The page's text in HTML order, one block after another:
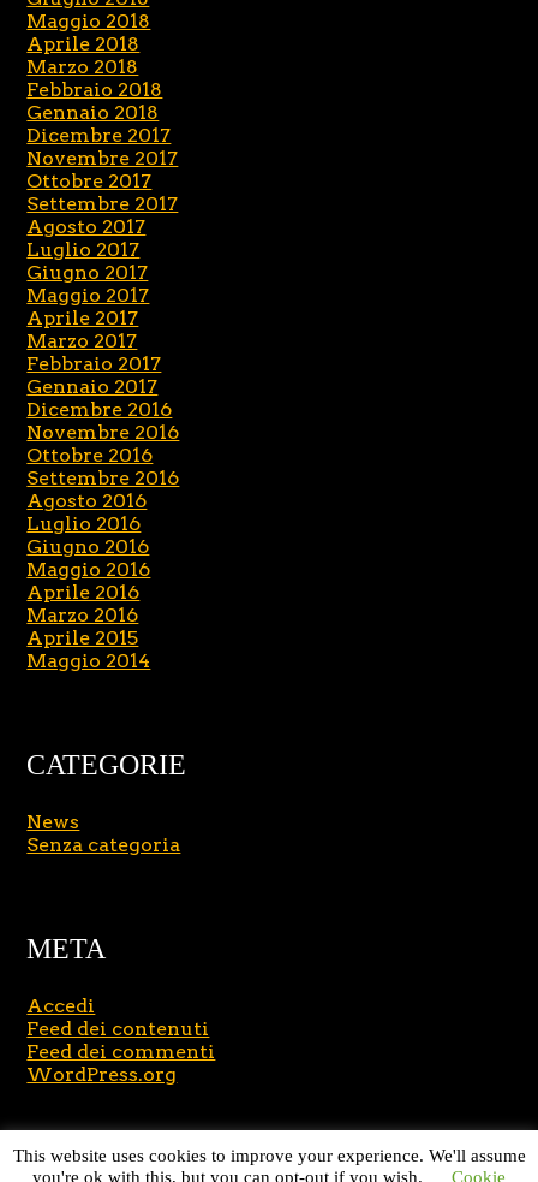
Maggio 2018
Aprile 2018
Marzo 2018
Febbraio 2018
Gennaio 2018
Dicembre 2017
Novembre 2017
Ottobre 2017
Settembre 2017
Agosto 2017
Luglio 2017
Giugno 2017
Maggio 2017
Aprile 2017
Marzo 2017
Febbraio 2017
Gennaio 2017
Dicembre 2016
Novembre 2016
Ottobre 2016
Settembre 2016
Agosto 2016
Luglio 2016
Giugno 2016
Maggio 2016
Aprile 2016
Marzo 2016
Aprile 2015
Maggio 2014
CATEGORIE
News
Senza categoria
META
Accedi
Feed dei contenuti
Feed dei commenti
WordPress.org
Copyright © 2026 Massimo Brusasco
. All Rights
Reserved.Journal Lite by Slocum Studio
This website uses cookies to improve your experience. We'll assume
you're ok with this, but you can opt-out if you wish.
Cookie